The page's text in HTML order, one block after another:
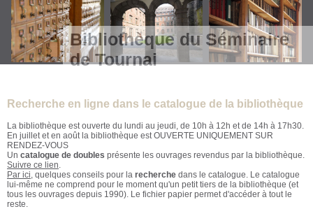
Bibliothèque du Séminaire
de Tournai
Recherche en ligne dans le catalogue de la bibliothèque
La bibliothèque est ouverte du lundi au jeudi, de 10h à 12h et de 14h à 17h30.
En juillet et en août la bibliothèque est OUVERTE UNIQUEMENT SUR
RENDEZ-VOUS
Un catalogue de doubles présente les ouvrages revendus par la bibliothèque.
Suivre ce lien.
Par ici, quelques conseils pour la recherche dans le catalogue. Le catalogue
lui-même ne comprend pour le moment qu'un petit tiers de la bibliothèque (et
tous les ouvrages depuis 1990). Le fichier papier permet d'accéder à tout le
reste.